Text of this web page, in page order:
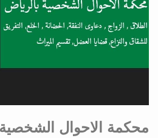
محكمة الاحوال